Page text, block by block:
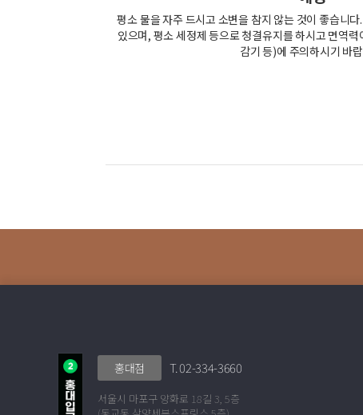
평소 물을 자주 드시고 소변을 참지 않는 것이 좋습니
있으며, 평소 세정제 등으로 청결유지를 하시고 면역
감기 등)에 주의하시기 바
홍대점 T. 02-334-3660
서울시 마포구 양화로 18길 3, 5층